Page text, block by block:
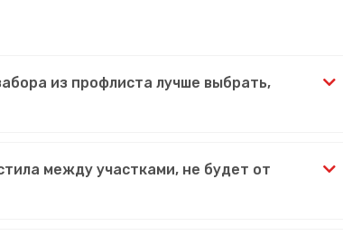
из профлиста лучше выбрать,
между участками, не будет от